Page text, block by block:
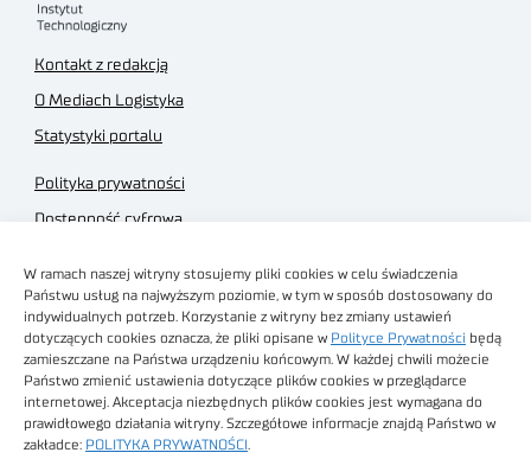
W ramach naszej witryny stosujemy pliki cookies w celu świadczenia
Państwu usług na najwyższym poziomie, w tym w sposób dostosowany do
indywidualnych potrzeb. Korzystanie z witryny bez zmiany ustawień
dotyczących cookies oznacza, że pliki opisane w Polityce Prywatności będą
zamieszczane na Państwa urządzeniu końcowym. W każdej chwili możecie
Państwo zmienić ustawienia dotyczące plików cookies w przeglądarce
internetowej. Akceptacja niezbędnych plików cookies jest wymagana do
prawidłowego działania witryny. Szczegółowe informacje znajdą Państwo w
zakładce: POLITYKA PRYWATNOŚCI
Kontakt z redakcją
O Mediach Logistyka
Statystyki portalu
Polityka prywatności
Dostępność cyfrowa
Regulamin sklepu
Obrazy stockowe
autorstwa